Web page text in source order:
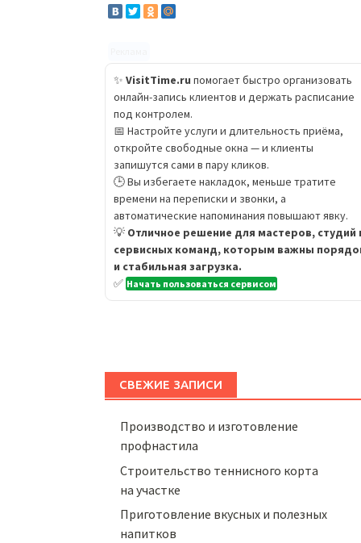
✨ VisitTime.ru помогает быстро организовать
онлайн-запись клиентов и держать расписание
под контролем.
📅 Настройте услуги и длительность приёма,
откройте свободные окна — и клиенты
запишутся сами в пару кликов.
🕒 Вы избегаете накладок, меньше тратите
времени на переписки и звонки, а
автоматические напоминания повышают явку.
💡 Отличное решение для мастеров, студий
сервисных команд, которым важны
и стабильная загрузка.
✅ Начать пользоваться сервисом
СВЕЖИЕ ЗАПИСИ
Производство и изготовление
профнастила
Строительство теннисного корта
на участке
Приготовление вкусных и полезных
напитков